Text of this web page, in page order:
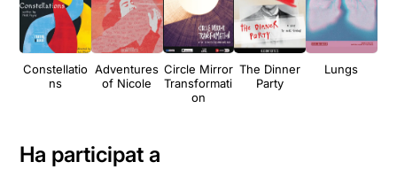
Constellatio
ns
Adventures
of Nicole
Circle Mirror
Transformati
on
The Dinner
Party
Lungs
Ha participat a